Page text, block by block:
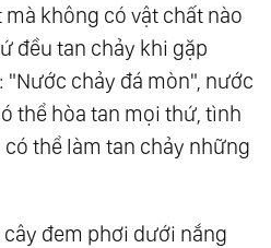
Nên Nhất Thể Với Chúa,
Của Linh Hồn
Là Thay Đổi Thế Giới
không có vật chất nào
đều tan chảy khi gặp
"Nước chảy đá mòn", nước
thể hòa tan mọi thứ, tình
thể làm tan chảy những
đem phơi dưới nắng